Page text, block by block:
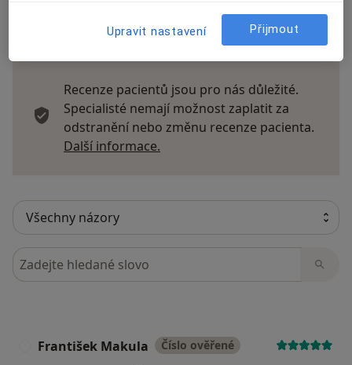
Recenze pacientů jsou pro nás důležité.
Specialisté nemají možnost zaplatit za
odstranění nebo změnu recenze pacienta.
Další informace.
Hledejte v názorech
František Makula Číslo ověřené
Upravit nastavení Přijmout